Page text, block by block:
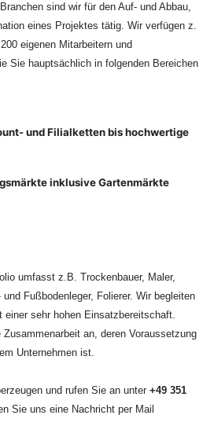
sind wir für den Auf- und Abbau,
eines Projektes tätig. Wir verfügen z.
eigenen Mitarbeitern und
Sie hauptsächlich in folgenden Bereichen
und Filialketten bis hochwertige
inklusive Gartenmärkte
umfasst z.B. Trockenbauer, Maler,
Fußbodenleger, Folierer. Wir begleiten
einer sehr hohen Einsatzbereitschaft.
an, deren Voraussetzung
Unternehmen ist.
und rufen Sie an unter +49 351
Sie uns eine Nachricht per Mail